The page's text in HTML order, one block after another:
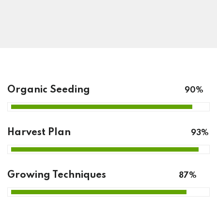
Organic Seeding 90%
Harvest Plan 93%
Growing Techniques 87%